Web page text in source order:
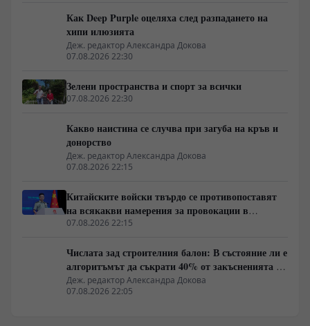
Как Deep Purple оцеляха след разпадането на
хипи илюзията
Деж. редактор Александра Докова
07.08.2026 22:30
Зелени пространства и спорт за всички
07.08.2026 22:30
Какво наистина се случва при загуба на кръв и
донорство
Деж. редактор Александра Докова
07.08.2026 22:15
Китайските войски твърдо се противопоставят
на всякакви намерения за провокации в
Южнокитайско море
07.08.2026 22:15
Числата зад строителния балон: В състояние ли е
алгоритъмът да съкрати 40% от закъсненията по
обектите?
Деж. редактор Александра Докова
07.08.2026 22:05